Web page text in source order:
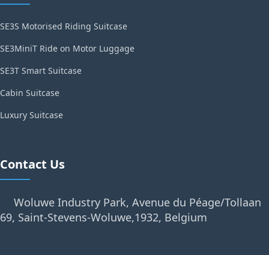
SE3S Motorised Riding Suitcase
SE3MiniT Ride on Motor Luggage
SE3T Smart Suitcase
Cabin Suitcase
Luxury Suitcase
Contact Us
Woluwe Industry Park, Avenue du Péage/Tollaan
69, Saint-Stevens-Woluwe,1932, Belgium